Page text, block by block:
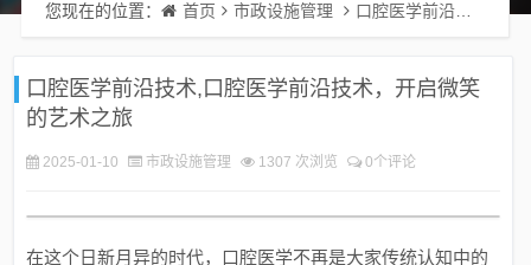
您现在的位置： 首页 市政设施管理 口腔医学前沿技术,口腔医学前沿技术，开启微笑的艺术之旅
口腔医学前沿技术,口腔医学前沿技术，开启微笑
的艺术之旅
2025-01-10 市政设施管理 1307 次浏览 0个评论
在这个日新月异的时代，口腔医学不再是大家传统认知中的